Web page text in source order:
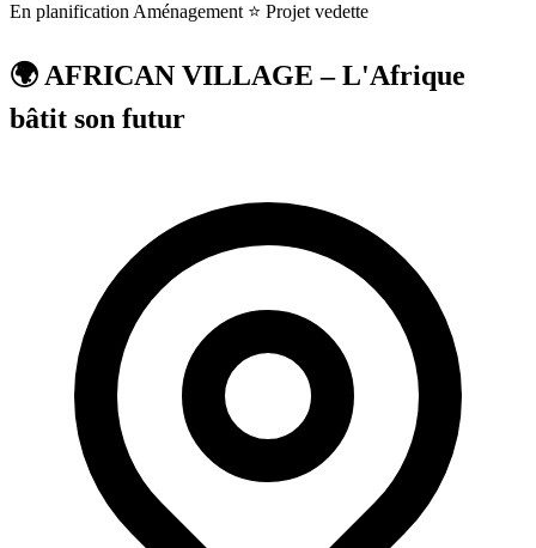
En planification Aménagement ⭐ Projet vedette
🌍 AFRICAN VILLAGE – L'Afrique
bâtit son futur